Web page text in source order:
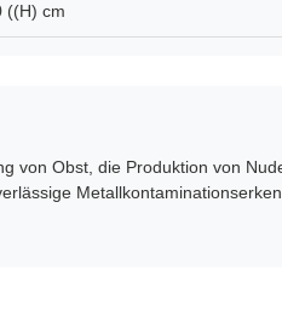
((H) cm
von Obst, die Produktion von